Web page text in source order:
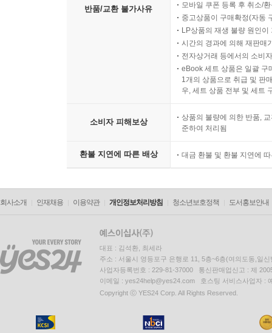
반품/교환 불가사유
모바일 쿠폰 등록 후 취소/
중고상품이 구매확정(자동
LP상품의 재생 불량 원인
시간의 경과에 의해 재판매
전자상거래 등에서의 소비
eBook 세트 상품은 일괄 구
1개의 상품으로 취급 및 판
우, 세트 상품 전부 및 세트
소비자 피해보상
상품의 불량에 의한 반품,
준하여 처리됨
환불 지연에 따른 배상 대금 환불 및 환불 지연에
회사소개 인재채용 이용약관 개인정보처리방침 청소년보호정책 도서홍보안내
대표 : 김석환, 최세라
주소 : 서울시 영등포구 은행로 11, 5층~6층(여의도동,일신
사업자등록번호 : 229-81-37000 통신판매업신고 : 제
이메일 : yes24help@yes24.com 호스팅 서비스사업자 :
Copyright ⓒ YES24 Corp. All Rights Reserved.